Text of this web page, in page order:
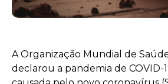
A Organização Mundial de
declarou a pandemia de COVID-